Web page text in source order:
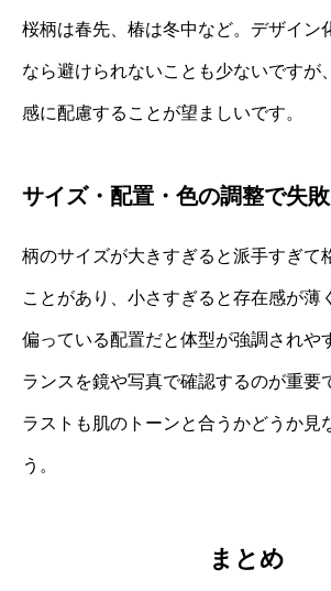
桜柄は春先、椿は冬中など。デザイン
なら避けられないことも少ないですが
感に配慮することが望ましいです。
サイズ・配置・色の調整で失
柄のサイズが大きすぎると派手すぎて
ことがあり、小さすぎると存在感が薄
偏っている配置だと体型が強調されや
ランスを鏡や写真で確認するのが重要
ラストも肌のトーンと合うかどうか見
う。
まとめ